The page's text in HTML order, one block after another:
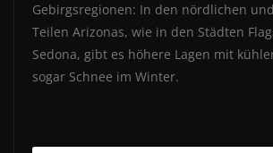
Gebirgsregionen: In den nördlichen
Teilen Arizonas, wie in den Städten
Sedona, gibt es höhere Lagen mit
sogar Schnee im Winter.